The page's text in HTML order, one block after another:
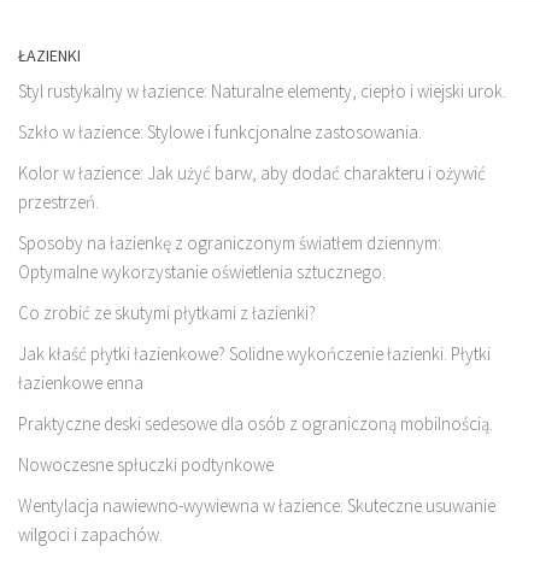
ŁAZIENKI
Styl rustykalny w łazience: Naturalne elementy, ciepło i wiejski urok.
Szkło w łazience: Stylowe i funkcjonalne zastosowania.
Kolor w łazience: Jak użyć barw, aby dodać charakteru i ożywić
przestrzeń.
Sposoby na łazienkę z ograniczonym światłem dziennym:
Optymalne wykorzystanie oświetlenia sztucznego.
Co zrobić ze skutymi płytkami z łazienki?
Jak kłaść płytki łazienkowe? Solidne wykończenie łazienki. Płytki
łazienkowe enna
Praktyczne deski sedesowe dla osób z ograniczoną mobilnością.
Nowoczesne spłuczki podtynkowe
Wentylacja nawiewno-wywiewna w łazience: Skuteczne usuwanie
wilgoci i zapachów.